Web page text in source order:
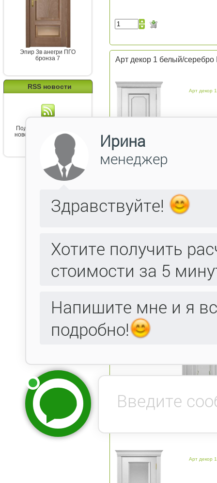
Эпир 3в анегри ПГО
бронза 7
RSS новости
Подпишитесь на канал
новостей от Belorawood
Арт декор 1 белый/серебро
Арт декор 1
Арт декор 1